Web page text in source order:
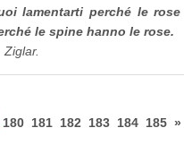
lamentarti perché le
le spine hanno le rose.
Ziglar.
180 181 182 183 184 185 »